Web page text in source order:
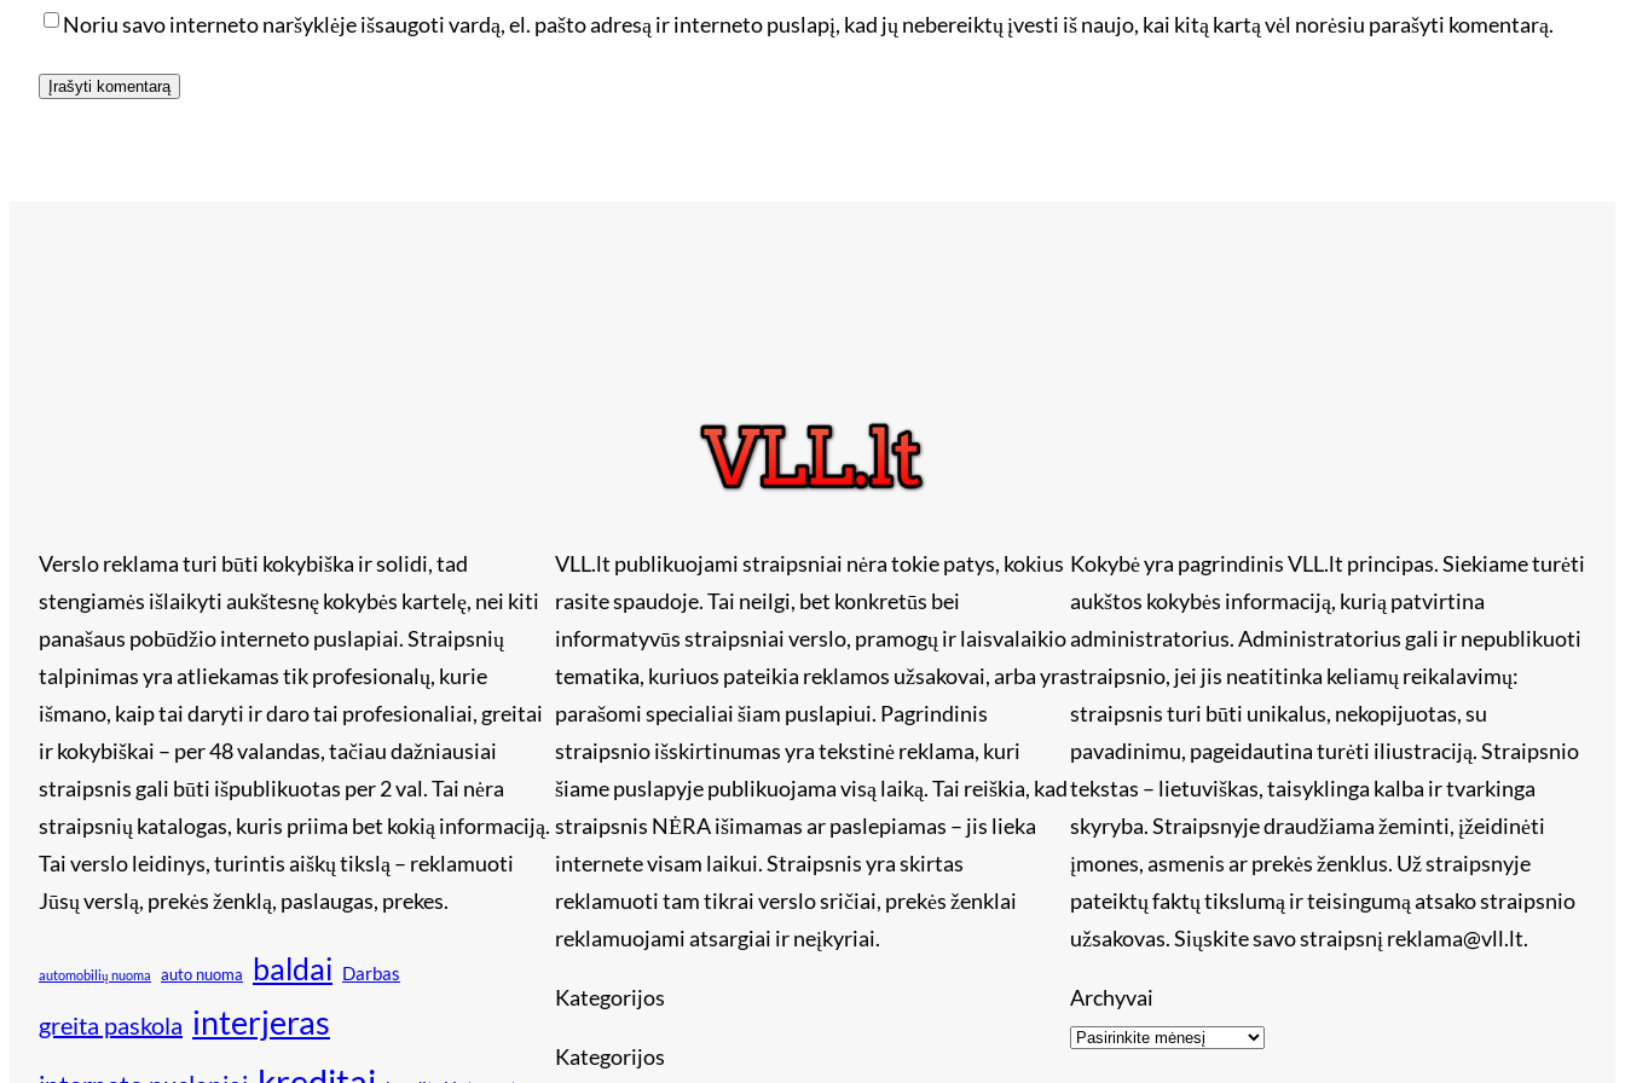
Noriu savo interneto naršyklėje išsaugoti vardą, el. pašto adresą ir interneto puslapį, kad jų nebereiktų įvesti iš naujo, kai kitą kartą vėl norėsiu parašyti komentarą.
Verslo reklama turi būti kokybiška ir solidi, tad
stengiamės išlaikyti aukštesnę kokybės kartelę, nei kiti
panašaus pobūdžio interneto puslapiai. Straipsnių
talpinimas yra atliekamas tik profesionalų, kurie
išmano, kaip tai daryti ir daro tai profesionaliai, greitai
ir kokybiškai – per 48 valandas, tačiau dažniausiai
straipsnis gali būti išpublikuotas per 2 val. Tai nėra
straipsnių katalogas, kuris priima bet kokią informaciją.
Tai verslo leidinys, turintis aiškų tikslą – reklamuoti
Jūsų verslą, prekės ženklą, paslaugas, prekes.
automobilių nuoma auto nuoma baldai Darbas
greita paskola interjeras
VLL.lt publikuojami straipsniai nėra tokie patys, kokius
rasite spaudoje. Tai neilgi, bet konkretūs bei
informatyvūs straipsniai verslo, pramogų ir laisvalaikio
tematika, kuriuos pateikia reklamos užsakovai, arba yra
parašomi specialiai šiam puslapiui. Pagrindinis
straipsnio išskirtinumas yra tekstinė reklama, kuri
šiame puslapyje publikuojama visą laiką. Tai reiškia, kad
straipsnis NĖRA išimamas ar paslepiamas – jis lieka
internete visam laikui. Straipsnis yra skirtas
reklamuoti tam tikrai verslo sričiai, prekės ženklai
reklamuojami atsargiai ir neįkyriai.
Kategorijos
Kategorijos
Kokybė yra pagrindinis VLL.lt principas. Siekiame turėti
aukštos kokybės informaciją, kurią patvirtina
administratorius. Administratorius gali ir nepublikuoti
straipsnio, jei jis neatitinka keliamų reikalavimų:
straipsnis turi būti unikalus, nekopijuotas, su
pavadinimu, pageidautina turėti iliustraciją. Straipsnio
tekstas – lietuviškas, taisyklinga kalba ir tvarkinga
skyryba. Straipsnyje draudžiama žeminti, įžeidinėti
įmones, asmenis ar prekės ženklus. Už straipsnyje
pateiktų faktų tikslumą ir teisingumą atsako straipsnio
užsakovas. Siųskite savo straipsnį reklama@vll.lt.
Archyvai